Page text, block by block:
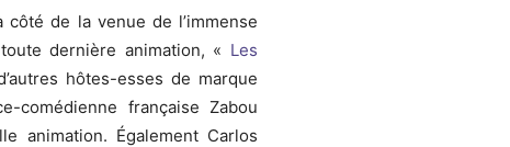
de la venue de l’immense
dernière animation, « Les
hôtes-esses de marque
comédienne française Zabou
animation. Également Carlos